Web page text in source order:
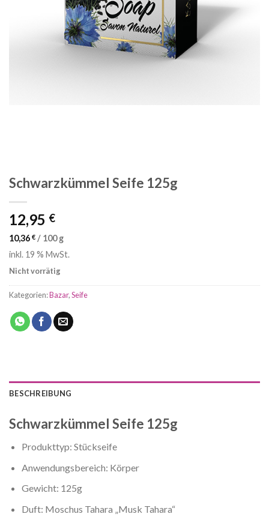
Schwarzkümmel Seife 125g
12,95 €
10,36 € / 100 g
inkl. 19 % MwSt.
Nicht vorrätig
Kategorien:Bazar,Seife
BESCHREIBUNG
Schwarzkümmel Seife 125g
Produkttyp: Stückseife
Anwendungsbereich: Körper
Gewicht: 125g
Duft: Moschus Tahara „Musk Tahara“